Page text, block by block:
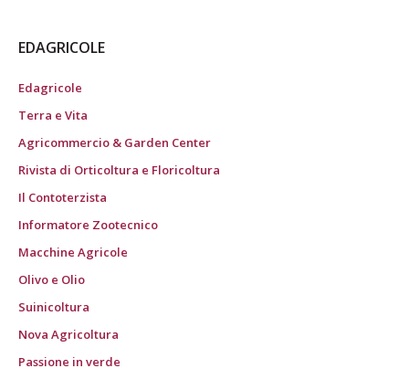
EDAGRICOLE
Edagricole
Terra e Vita
Agricommercio & Garden Center
Rivista di Orticoltura e Floricoltura
Il Contoterzista
Informatore Zootecnico
Macchine Agricole
Olivo e Olio
Suinicoltura
Nova Agricoltura
Passione in verde